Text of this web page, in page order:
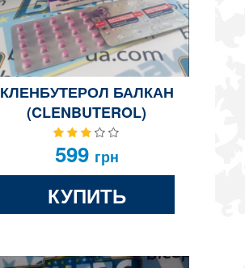
КЛЕНБУТЕРОЛ БАЛКАН
(CLENBUTEROL)
599 грн
КУПИТЬ